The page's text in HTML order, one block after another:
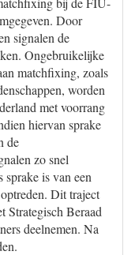
Door
signalen de
Ongebruikelijke
matchfixing, zoals
worden
met voorrang
hiervan sprake
de
zo snel
is van een
Dit traject
Strategisch Beraad
deelnemen. Na